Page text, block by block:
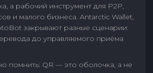
а рабочий инструмент для P2P,
и малого бизнеса. Antarctic Wallet,
закрывают разные сценарии:
до управляемого приёма
помнить: QR — это оболочка, а не